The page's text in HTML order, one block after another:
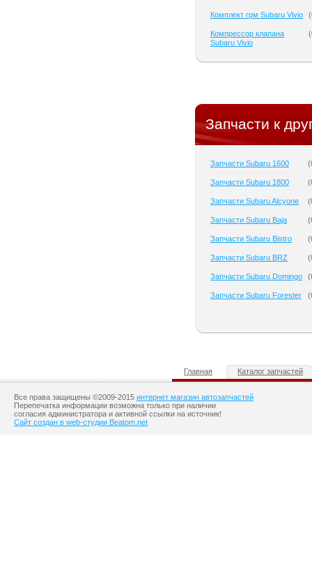
Комплект грм Subaru Vivio (
Компрессор клапана
Subaru Vivio
(
Запчасти к
Запчасти Subaru 1600 (
Запчасти Subaru 1800 (
Запчасти Subaru Alcyone (
Запчасти Subaru Baja (
Запчасти Subaru Bistro (
Запчасти Subaru BRZ (
Запчасти Subaru Domingo (
Запчасти Subaru Forester (
Главная Каталог запчастей
Все права защищены ©2009-2015 интернет магазин автозапчастей
Перепечатка информации возможна только при наличии
согласия администратора и активной ссылки на источник!
Сайт создан в web-студии Beatom.net